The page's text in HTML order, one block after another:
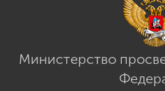
Министерство